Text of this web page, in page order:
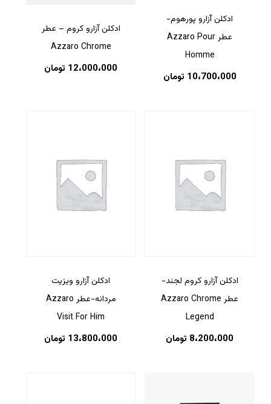
ادکلن آزارو پورهوم-
عطر Azzaro Pour
Homme
10،700،000 تومان
ادکلن آزارو کروم – عطر
Azzaro Chrome
12،000،000 تومان
ادکلن آزارو کروم لجند-
عطر Azzaro Chrome
Legend
8،200،000 تومان
ادکلن آزارو ویزیت
مردانه-عطر Azzaro
Visit For Him
13،800،000 تومان